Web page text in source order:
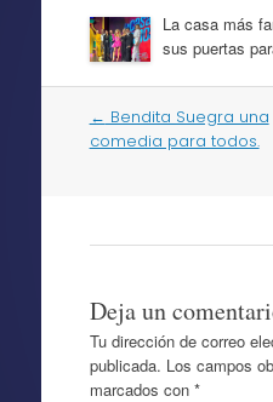
La casa más
sus puertas
Post
navigation
← Bendita Suegra una
comedia para todos.
Deja un
Tu dirección de correo
publicada. Los campos
marcados con *